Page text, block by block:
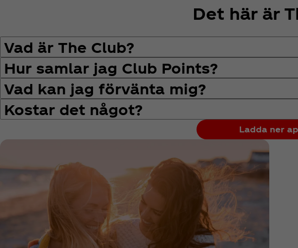
Det här är
Vad är The Club?
Hur samlar jag Club Points?
Vad kan jag förvänta mig?
Kostar det något?
Ladda ner